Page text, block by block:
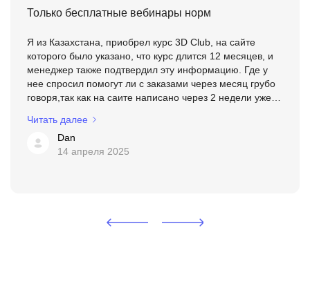
Только бесплатные вебинары норм
Я из Казахстана, приобрел курс 3D Club, на сайте
которого было указано, что курс длится 12 месяцев, и
менеджер также подтвердил эту информацию. Где у
нее спросил помогут ли с заказами через месяц грубо
говоря,так как на саите написано через 2 недели уже
Читать далее
Dan
14 апреля 2025